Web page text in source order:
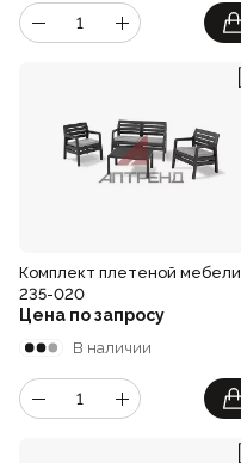
Комплект плетеной мебели
235-020
Цена по запросу
В наличии